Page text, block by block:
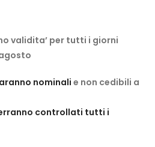
validita’ per tutti i giorni
nominali e non cedibili a
controllati tutti i